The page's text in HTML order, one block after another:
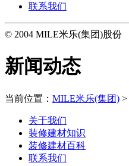
联系我们
© 2004 MILE米乐(集团)股份
新闻动态
当前位置： MILE米乐(集团) >
关于我们
装修建材知识
装修建材百科
联系我们